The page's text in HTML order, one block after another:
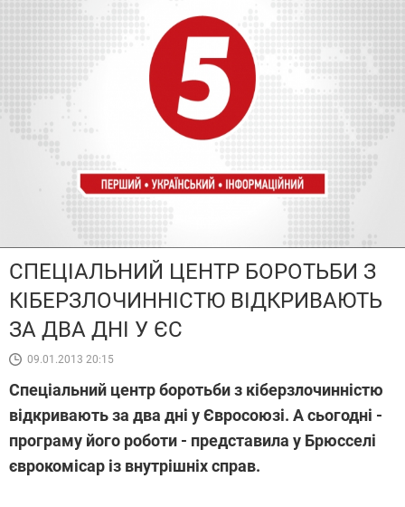
СПЕЦІАЛЬНИЙ ЦЕНТР БОРОТЬБИ З
КІБЕРЗЛОЧИННІСТЮ ВІДКРИВАЮТЬ
ЗА ДВА ДНІ У ЄС
09.01.2013 20:15
Спеціальний центр боротьби з кіберзлочинністю
відкривають за два дні у Євросоюзі. А сьогодні -
програму його роботи - представила у Брюсселі
єврокомісар із внутрішніх справ.